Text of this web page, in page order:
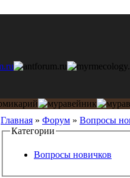
Главная » Форум » Вопросы
Категории
Вопросы новичков